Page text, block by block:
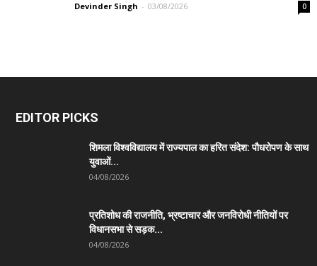
Devinder Singh - 03/08/2026 0
EDITOR PICKS
शिमला विश्वविद्यालय में राज्यपाल का हरित संदेश: पौधरोपण के साथ
युवाओं...
04/08/2026
प्रतिशोध की राजनीति, भ्रष्टाचार और जनविरोधी नीतियों पर
विधानसभा से सड़क...
04/08/2026